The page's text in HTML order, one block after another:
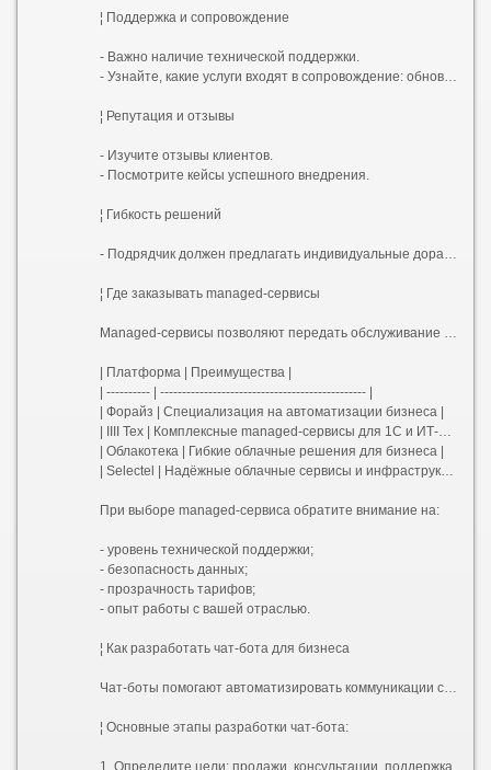
¦ Поддержка и сопровождение
- Важно наличие технической поддержки.
- Узнайте, какие услуги входят в сопровождение: обновления, консультации, обучение сотрудников.
¦ Репутация и отзывы
- Изучите отзывы клиентов.
- Посмотрите кейсы успешного внедрения.
¦ Гибкость решений
- Подрядчик должен предлагать индивидуальные доработки под ваши процессы.
¦ Где заказывать managed-сервисы
Managed-сервисы позволяют передать обслуживание ИТ-инфраструктуры профессионалам. Вот несколько популярных площадок:
| Платформа | Преимущества |
| ---------- | ----------------------------------------------- |
| Форайз | Специализация на автоматизации бизнеса |
| IIII Тех | Комплексные managed-сервисы для 1С и ИТ-решений |
| Облакотека | Гибкие облачные решения для бизнеса |
| Selectel | Надёжные облачные сервисы и инфраструктура |
При выборе managed-сервиса обратите внимание на:
- уровень технической поддержки;
- безопасность данных;
- прозрачность тарифов;
- опыт работы с вашей отраслью.
¦ Как разработать чат-бота для бизнеса
Чат-боты помогают автоматизировать коммуникации с клиентами, снижать нагрузку на персонал и повышать продажи.
¦ Основные этапы разработки чат-бота:
1. Определите цели: продажи, консультации, поддержка.